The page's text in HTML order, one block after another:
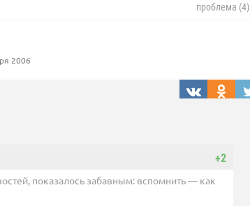
проблема (4)
2006
+2
показалось забавным: вспомнить — как